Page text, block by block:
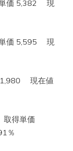
価 5,382 現
価 5,595 現
1,980 現在値
得単価
％